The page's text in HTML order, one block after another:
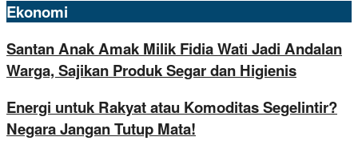
Ekonomi
Santan Anak Amak Milik Fidia Wati Jadi Andalan
Warga, Sajikan Produk Segar dan Higienis
Energi untuk Rakyat atau Komoditas Segelintir?
Negara Jangan Tutup Mata!